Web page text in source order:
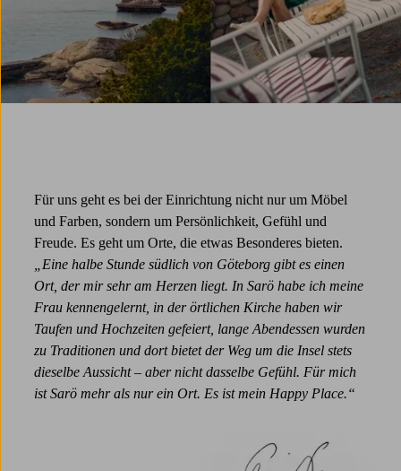
Für uns geht es bei der Einrichtung nicht nur um Möbel
und Farben, sondern um Persönlichkeit, Gefühl und
Freude. Es geht um Orte, die etwas Besonderes bieten.
„Eine halbe Stunde südlich von Göteborg gibt es einen
Ort, der mir sehr am Herzen liegt. In Sarö habe ich meine
Frau kennengelernt, in der örtlichen Kirche haben wir
Taufen und Hochzeiten gefeiert, lange Abendessen wurden
zu Traditionen und dort bietet der Weg um die Insel stets
dieselbe Aussicht – aber nicht dasselbe Gefühl. Für mich
ist Sarö mehr als nur ein Ort. Es ist mein Happy Place.“